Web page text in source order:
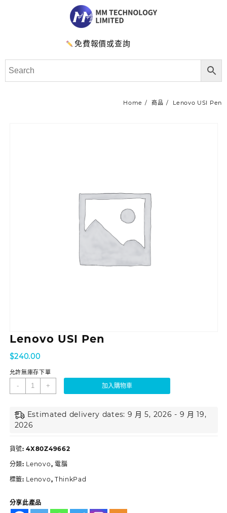
免費報價或查詢
Home 商品 Lenovo USI Pen
Lenovo USI Pen
$240.00
允許無庫存下單
- + 加入購物車
Estimated delivery dates: 9 月 5, 2026 - 9 月 19,
2026
貨號:4X80Z49662
分類: Lenovo, 電腦
標籤: Lenovo, ThinkPad
分享此產品